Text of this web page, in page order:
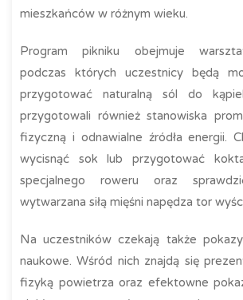
mieszkańców w różnym wieku.
Program pikniku obejmuje
podczas których uczestnicy będą
przygotować naturalną sól do
przygotowali również stanowiska
fizyczną i odnawialne źródła energii.
wycisnąć sok lub przygotować
specjalnego roweru oraz
wytwarzana siłą mięśni napędza tor
Na uczestników czekają także
naukowe. Wśród nich znajdą się
fizyką powietrza oraz efektowne